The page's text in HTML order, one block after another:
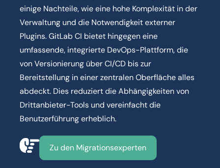
einige Nachteile, wie eine hohe Komplexität in der
Verwaltung und die Notwendigkeit externer
Plugins. GitLab CI bietet hingegen eine
umfassende, integrierte DevOps-Plattform, die
von Versionierung über CI/CD bis zur
Bereitstellung in einer zentralen Oberfläche alles
abdeckt. Dies reduziert die Abhängigkeiten von
Drittanbieter-Tools und vereinfacht die
Benutzerführung erheblich.
Zu den Migrationsexperten